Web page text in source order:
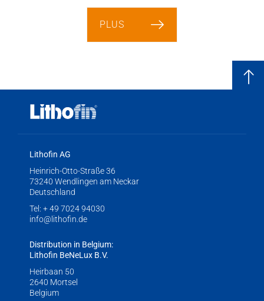
PLUS
Lithofin AG
Heinrich-Otto-Straße 36
73240 Wendlingen am Neckar
Deutschland
Tel: + 49 7024 94030
info@lithofin.de
Distribution in Belgium:
Lithofin BeNeLux B.V.
Heirbaan 50
2640 Mortsel
Belgium